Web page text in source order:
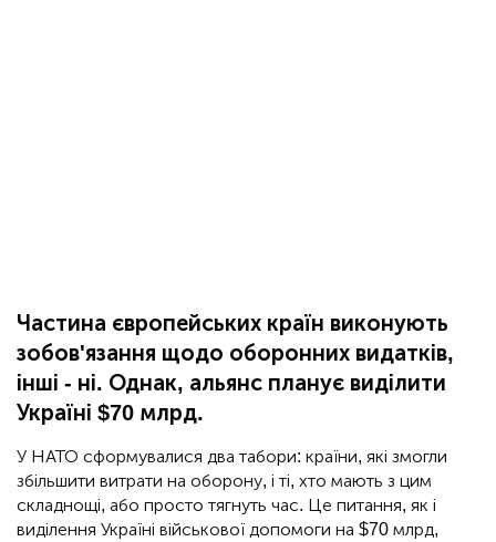
Частина європейських країн виконують
зобов'язання щодо оборонних видатків,
інші - ні. Однак, альянс планує виділити
Україні $70 млрд.
У НАТО сформувалися два табори: країни, які змогли
збільшити витрати на оборону, і ті, хто мають з цим
складнощі, або просто тягнуть час. Це питання, як і
виділення Україні військової допомоги на $70 млрд,